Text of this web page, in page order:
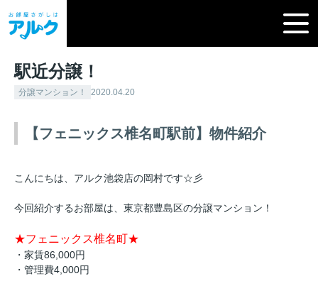
駅近分譲！
分譲マンション！ 2020.04.20
【フェニックス椎名町駅前】物件紹介
こんにちは、アルク池袋店の岡村です☆彡
今回紹介するお部屋は、東京都豊島区の分譲マンション！
★フェニックス椎名町★
・家賃86,000円
・管理費4,000円